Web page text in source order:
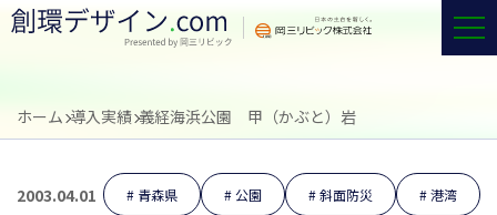
ホーム 導入実績 義経海浜公園 甲（かぶと）岩
2003.04.01 青森県 公園 斜面防災 港湾